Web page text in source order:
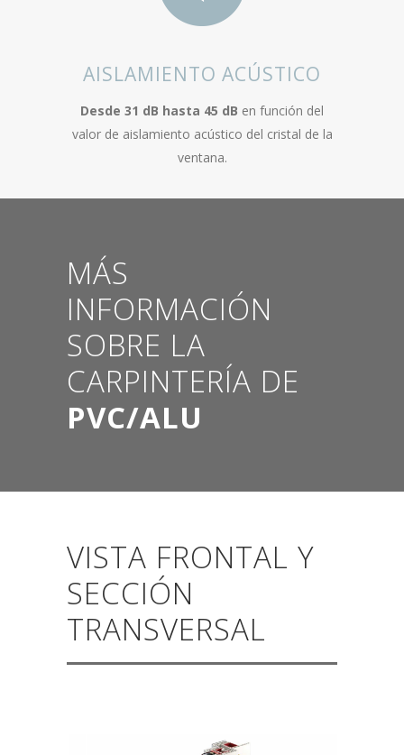
AISLAMIENTO ACÚSTICO
Desde 31 dB hasta 45 dB en función del
valor de aislamiento acústico del cristal de la
ventana.
MÁS
INFORMACIÓN
SOBRE LA
CARPINTERÍA DE
PVC/ALU
VISTA FRONTAL Y
SECCIÓN
TRANSVERSAL